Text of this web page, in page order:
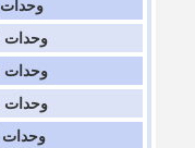
وحدات PLC 6ES5467-8EE11
وحدات PLC 6ES5464-8MB11
وحدات PLC 6ES5464-8MC11
وحدات PLC 6ES5464-8MA11
وحدات PLC 6ES5760-1AA11